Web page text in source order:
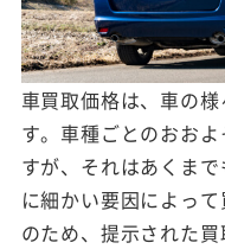
車買取価格は、車の
す。車種ごとのおお
すが、それはあくま
に細かい要因によっ
のため、提示された